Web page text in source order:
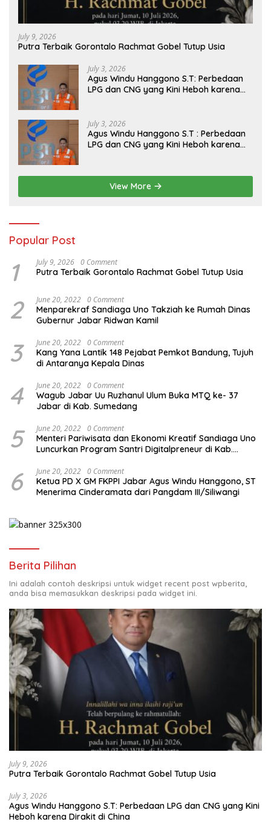
July 9, 2026
Putra Terbaik Gorontalo Rachmat Gobel Tutup Usia
July 3, 2026
Agus Windu Hanggono S.T: Perbedaan
LPG dan CNG yang Kini Heboh karena
July 3, 2026
Agus Windu Hanggono S.T : Perbedaan
LPG dan CNG yang Kini Heboh karena
View More
Popular Post
1 July 9, 2026 0 Comment
Putra Terbaik Gorontalo Rachmat Gobel Tutup Usia
2 June 20, 2022 0 Comment
Menparekraf Sandiaga Uno Takziah ke Rumah Dinas
Gubernur Jabar Ridwan Kamil
3 June 20, 2022 0 Comment
Kang Yana Lantik 148 Pejabat Pemkot Bandung, Tujuh
di Antaranya Kepala Dinas
4 June 20, 2022 0 Comment
Wagub Jabar Uu Ruzhanul Ulum Buka MTQ ke- 37
Jabar di Kab. Sumedang
5 June 20, 2022 0 Comment
Menteri Pariwisata dan Ekonomi Kreatif Sandiaga Uno
Luncurkan Program Santri Digitalpreneur di Kab.
6 June 20, 2022 0 Comment
Ketua PD X GM FKPPI Jabar Agus Windu Hanggono, ST
Menerima Cinderamata dari Pangdam III/Siliwangi
Berita Pilihan
Ini adalah contoh deskripsi untuk widget recent post wpberita,
anda bisa memasukkan deskripsi pada widget ini.
July 9, 2026
Putra Terbaik Gorontalo Rachmat Gobel Tutup Usia
July 3, 2026
Agus Windu Hanggono S.T: Perbedaan LPG dan CNG yang Kini
Heboh karena Dirakit di China